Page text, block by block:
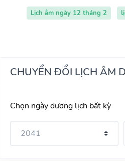
Lịch âm ngày 12 tháng 2
CHUYỂN ĐỔI LỊCH ÂM
Chọn ngày dương lịch bất kỳ